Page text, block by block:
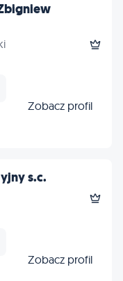
Zobacz profil
s.c.
Zobacz profil